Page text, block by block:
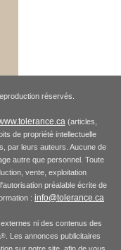
réservés.
(articles,
de propriété intellectuelle
par leurs auteurs. Aucune de
autre que personnel. Toute
vente, exploitation
préalable écrite de
: info@tolerance.ca
ni des contenus des
®. Les annonces publicitaires